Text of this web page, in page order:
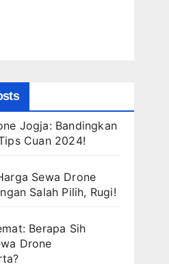
Jogja: Bandingkan
Cuan 2024!
Sewa Drone
Salah Pilih, Rugi!
Berapa Sih
Drone